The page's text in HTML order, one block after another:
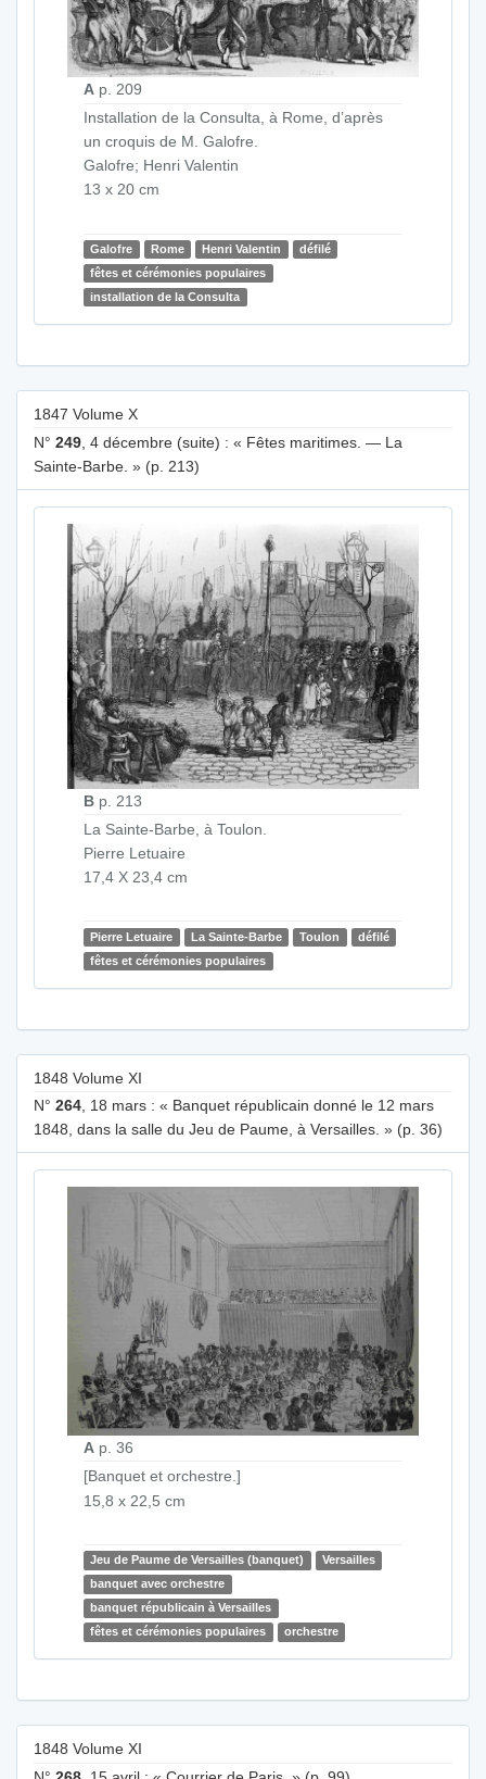
A p. 209
Installation de la Consulta, à Rome, d’après
un croquis de M. Galofre.
Galofre; Henri Valentin
13 x 20 cm
Galofre Rome Henri Valentin
défilé
fêtes et cérémonies populaires
installation de la Consulta
1847 Volume X
N° 249 , 4 décembre (suite) : « Fêtes maritimes. — La
Sainte-Barbe. » (p. 213)
B p. 213
La Sainte-Barbe, à Toulon.
Pierre Letuaire
17,4 X 23,4 cm
Pierre Letuaire La Sainte-Barbe Toulon
défilé
fêtes et cérémonies populaires
1848 Volume XI
N° 264, 18 mars : « Banquet républicain donné le 12 mars
1848, dans la salle du Jeu de Paume, à Versailles. » (p. 36)
A p. 36
[Banquet et orchestre.]
15,8 x 22,5 cm
Jeu de Paume de Versailles (banquet)
Versailles
banquet avec orchestre
banquet républicain à Versailles
fêtes et cérémonies populaires
orchestre
1848 Volume XI